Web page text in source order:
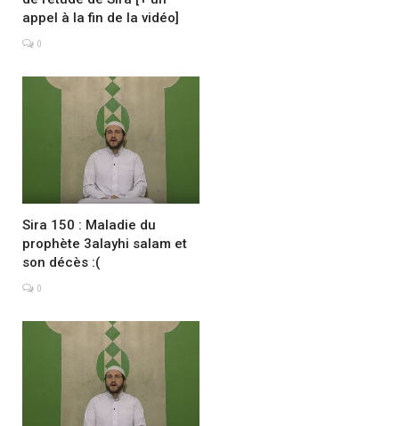
appel à la fin de la vidéo]
0
Sira 150 : Maladie du
prophète 3alayhi salam et
son décès :(
0